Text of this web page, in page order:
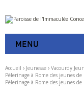
Aller
au
contenu.
à
navigation
Outils
personnels
MENU
Accueil › Jeunesse › Vacourdy
Pèlerinage à Rome des jeunes
Pèlerinage à Rome des jeunes